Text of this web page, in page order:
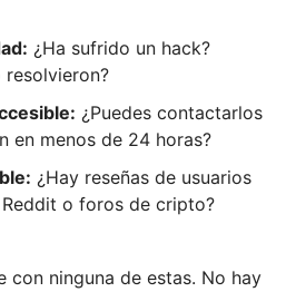
¿Ha sufrido un hack?
resolvieron?
¿Puedes contactarlos
en menos de 24 horas?
¿Hay reseñas de usuarios
o foros de cripto?
con ninguna de estas. No hay